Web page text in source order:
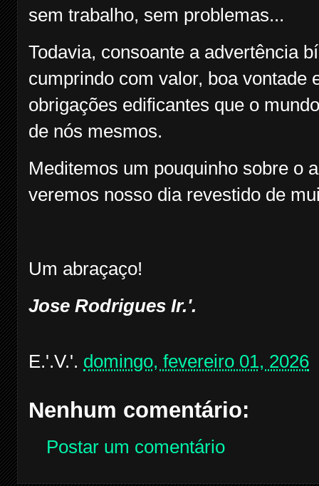
sem trabalho, sem problemas...
Todavia, consoante a advertência
cumprindo com valor, boa vontade
obrigações edificantes que o
de nós mesmos.
Meditemos um pouquinho sobre o
veremos nosso dia revestido de
Um abraçaço!
Jose Rodrigues Ir.'.
E.'.V.'. domingo, fevereiro 01, 2026
Nenhum comentário:
Postar um comentário